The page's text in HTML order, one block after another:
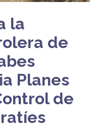
la
de
Planes
de